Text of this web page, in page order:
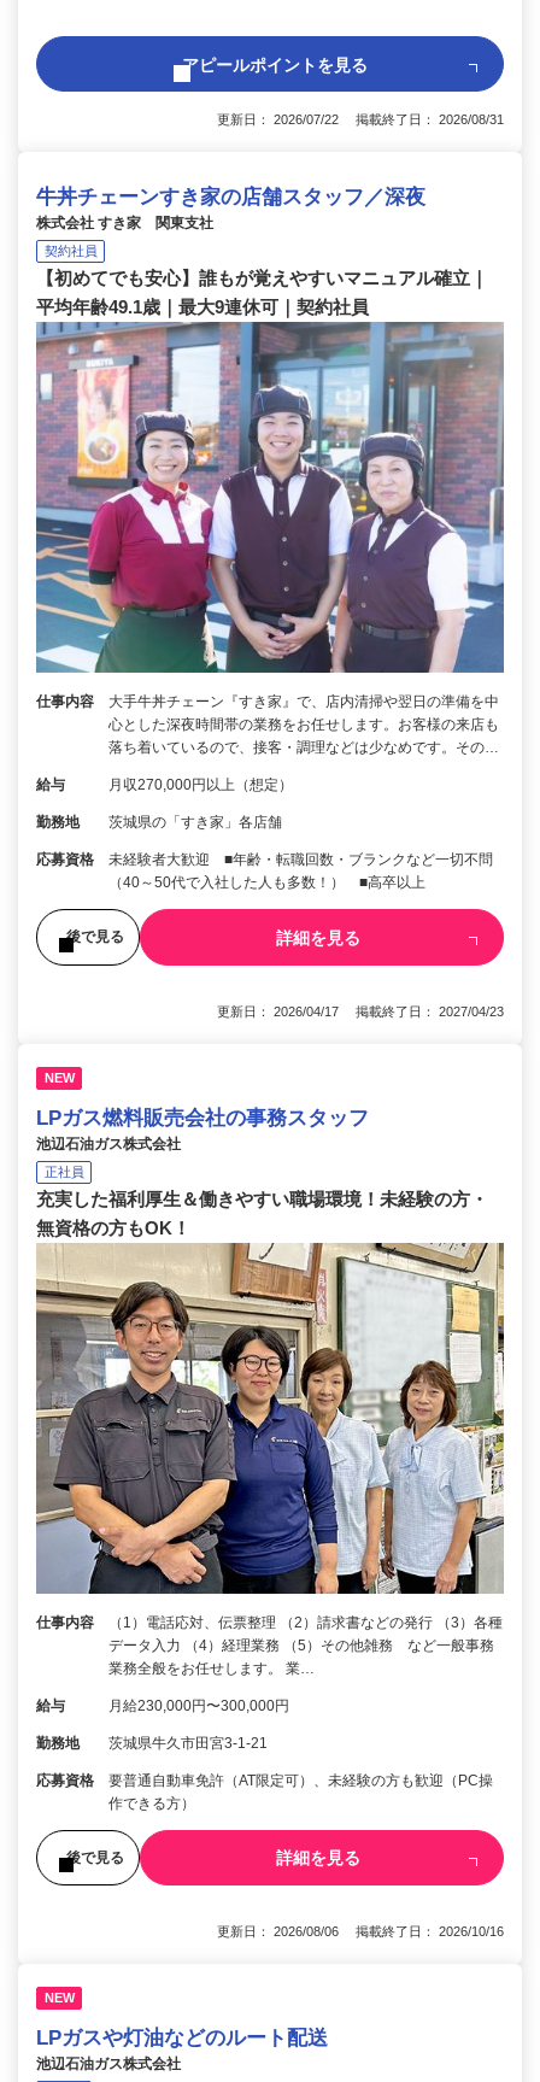
アピールポイントを見る
更新日： 2026/07/22 掲載終了日： 2026/08/31
牛丼チェーンすき家の店舗スタッフ／深夜
株式会社 すき家 関東支社
契約社員
【初めてでも安心】誰もが覚えやすいマニュアル確立｜
平均年齢49.1歳｜最大9連休可｜契約社員
仕事内容
大手牛丼チェーン『すき家』で、店内清掃や翌日の準備を中
心とした深夜時間帯の業務をお任せします。お客様の来店も
落ち着いているので、接客・調理などは少なめです。その…
給与 月収270,000円以上（想定）
勤務地 茨城県の「すき家」各店舗
応募資格
未経験者大歓迎 ■年齢・転職回数・ブランクなど一切不問
（40～50代で入社した人も多数！） ■高卒以上
後で見る 詳細を見る
更新日： 2026/04/17 掲載終了日： 2027/04/23
NEW
LPガス燃料販売会社の事務スタッフ
池辺石油ガス株式会社
正社員
充実した福利厚生＆働きやすい職場環境！未経験の方・
無資格の方もOK！
仕事内容
（1）電話応対、伝票整理 （2）請求書などの発行 （3）各種
データ入力 （4）経理業務 （5）その他雑務 など一般事務
業務全般をお任せします。 業…
給与 月給230,000円〜300,000円
勤務地 茨城県牛久市田宮3-1-21
応募資格
要普通自動車免許（AT限定可）、未経験の方も歓迎（PC操
作できる方）
後で見る 詳細を見る
更新日： 2026/08/06 掲載終了日： 2026/10/16
NEW
LPガスや灯油などのルート配送
池辺石油ガス株式会社